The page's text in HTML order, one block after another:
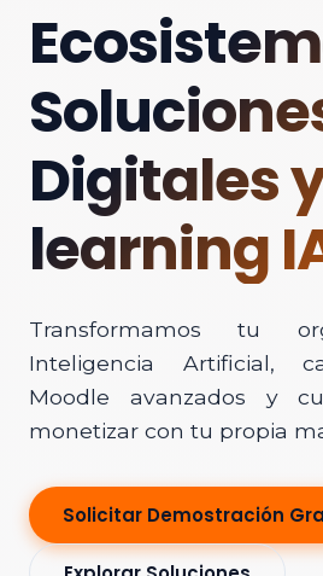
Digitales
learning
Transformamos tu
Inteligencia Artificial,
Moodle avanzados y
monetizar con tu propia
Solicitar Demostración